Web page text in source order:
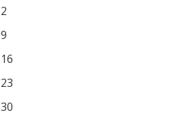
2
9
16
23
30